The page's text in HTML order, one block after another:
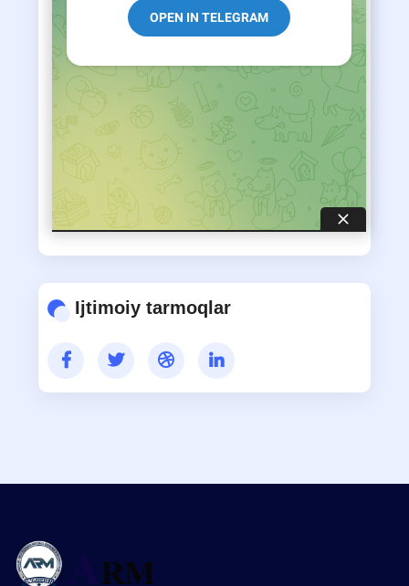
(davriy nashrlar) bo‘limi
AVTOREFERATLAR
MAQOLALAR
Ijtimoiy tarmoqlar